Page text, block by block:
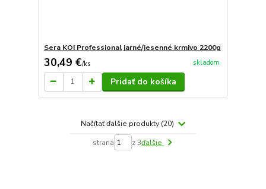
Sera KOI Professional jarné/jesenné krmivo 2200g
30,49 €/ks skladom
Pridať do košíka
Načítať ďalšie produkty (20)
strana z 3ďalšie